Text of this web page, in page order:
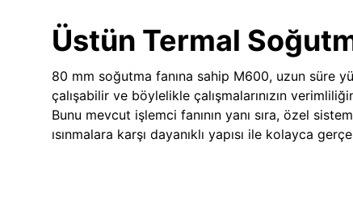
Üstün Termal
80 mm soğutma fanına sahip M600, uzun süre
çalışabilir ve böylelikle çalışmalarınızın
Bunu mevcut işlemci fanının yanı sıra, özel
ısınmalara karşı dayanıklı yapısı ile kolayca